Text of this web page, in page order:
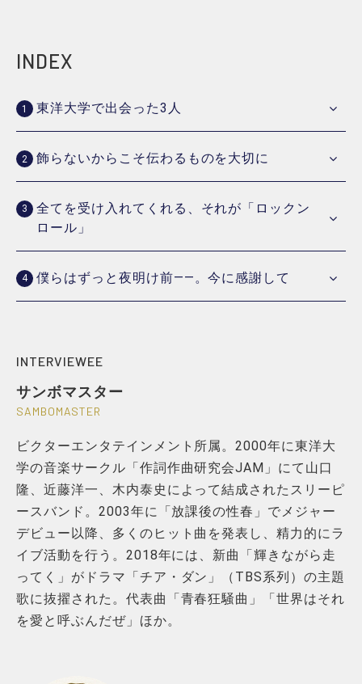
INDEX
東洋大学で出会った3人
飾らないからこそ伝わるものを大切に
全てを受け入れてくれる、それが「ロックン
ロール」
僕らはずっと夜明け前――。今に感謝して
INTERVIEWEE
サンボマスター
SAMBOMASTER
ビクターエンタテインメント所属。2000年に東洋大
学の音楽サークル「作詞作曲研究会JAM」にて山口
隆、近藤洋一、木内泰史によって結成されたスリーピ
ースバンド。2003年に「放課後の性春」でメジャー
デビュー以降、多くのヒット曲を発表し、精力的にラ
イブ活動を行う。2018年には、新曲「輝きながら走
ってく」がドラマ「チア・ダン」（TBS系列）の主題
歌に抜擢された。代表曲「青春狂騒曲」「世界はそれ
を愛と呼ぶんだぜ」ほか。